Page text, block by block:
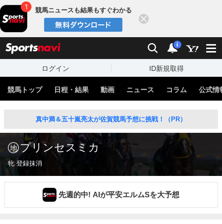
競馬ニュースも結果もすぐわかる
検索 通知
i
ログイン ID新規取得
競馬トップ 日程・結果 動画 ニュース コラム 公式情
真中満＆五十嵐亮太が佐賀競馬予想に挑戦！（PR）
プリンセスミカ
牝 登録抹消
先週的中! AIが平安エルムSを大予想